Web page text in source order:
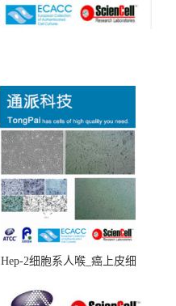
Hep-2细胞系人喉_癌上皮细